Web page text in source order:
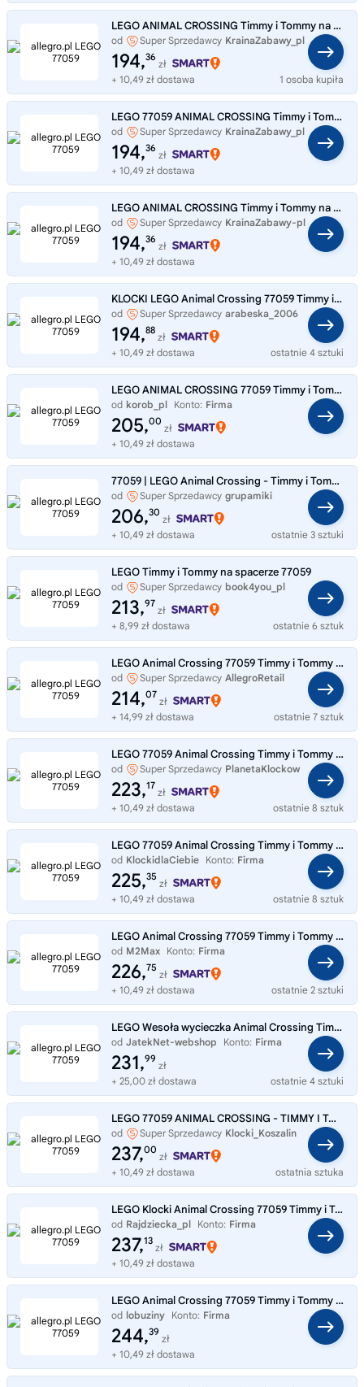
LEGO ANIMAL CROSSING Timmy i Tommy na spacerze 77059
od Super Sprzedawcy KrainaZabawy_pl
194,36
zł
+ 10,49 zł dostawa
1 osoba kupiła
LEGO 77059 ANIMAL CROSSING Timmy i Tommy na spacerze
od Super Sprzedawcy KrainaZabawy_pl
194,36
zł
+ 10,49 zł dostawa
LEGO ANIMAL CROSSING Timmy i Tommy na spacerze 77059
od Super Sprzedawcy KrainaZabawy-pl
194,36
zł
+ 10,49 zł dostawa
KLOCKI LEGO Animal Crossing 77059 Timmy i Tommy na spacerze
od Super Sprzedawcy arabeska_2006
194,88
zł
+ 10,49 zł dostawa
ostatnie 4 sztuki
LEGO ANIMAL CROSSING 77059 Timmy i Tommy na spacerze, zestaw klocków 10+
od korob_pl Konto: Firma
205,00
zł
+ 10,49 zł dostawa
77059 | LEGO Animal Crossing - Timmy i Tommy na spacerze
od Super Sprzedawcy grupamiki
206,30
zł
+ 10,49 zł dostawa
ostatnie 3 sztuki
LEGO Timmy i Tommy na spacerze 77059
od Super Sprzedawcy book4you_pl
213,97
zł
+ 8,99 zł dostawa
ostatnie 6 sztuk
LEGO Animal Crossing 77059 Timmy i Tommy na spacerze
od Super Sprzedawcy AllegroRetail
214,07
zł
+ 14,99 zł dostawa
ostatnie 7 sztuk
LEGO 77059 Animal Crossing Timmy i Tommy na spacerze
od Super Sprzedawcy PlanetaKlockow
223,17
zł
+ 10,49 zł dostawa
ostatnie 8 sztuk
LEGO 77059 Animal Crossing Timmy i Tommy na spacerze
od KlockidlaCiebie Konto: Firma
225,35
zł
+ 10,49 zł dostawa
ostatnie 8 sztuk
LEGO Animal Crossing 77059 Timmy i Tommy na dzień pełen zabawy
od M2Max Konto: Firma
226,75
zł
+ 10,49 zł dostawa
ostatnie 2 sztuki
LEGO Wesoła wycieczka Animal Crossing Timmy i Tommy'ego 77059
od JatekNet-webshop Konto: Firma
231,99
zł
+ 25,00 zł dostawa
ostatnie 4 sztuki
LEGO 77059 ANIMAL CROSSING - TIMMY I TOMMY NA SPACERZE
od Super Sprzedawcy Klocki_Koszalin
237,00
zł
+ 10,49 zł dostawa
ostatnia sztuka
LEGO Klocki Animal Crossing 77059 Timmy i Tommy na spacerze
od Rajdziecka_pl Konto: Firma
237,13
zł
+ 10,49 zł dostawa
LEGO Animal Crossing 77059 Timmy i Tommy na dzień pełen zabawy, 513 el.
od lobuziny Konto: Firma
244,39
zł
+ 10,49 zł dostawa